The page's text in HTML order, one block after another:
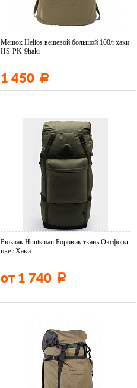
Мешок Helios вещевой большой 100л хаки
HS-PK-9haki
1 450 Р
Рюкзак Huntsman Боровик ткань Оксфорд
цвет Хаки
от 1 740 Р